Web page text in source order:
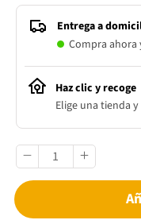
Entrega a
Compra ahora
Haz clic y recoge
Elige una tienda